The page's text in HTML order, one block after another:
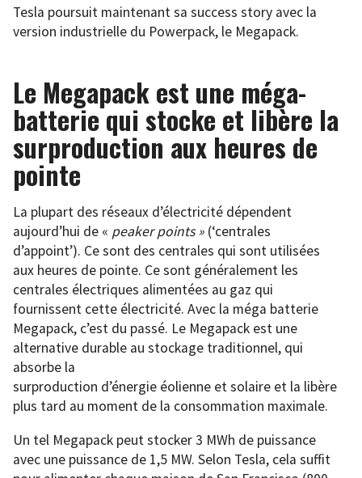
Tesla poursuit maintenant sa success story avec la
version industrielle du Powerpack, le Megapack.
Le Megapack est une méga-
batterie qui stocke et libère la
surproduction aux heures de
pointe
La plupart des réseaux d’électricité dépendent
aujourd’hui de « peaker points » (‘centrales
d’appoint’). Ce sont des centrales qui sont utilisées
aux heures de pointe. Ce sont généralement les
centrales électriques alimentées au gaz qui
fournissent cette électricité. Avec la méga batterie
Megapack, c’est du passé. Le Megapack est une
alternative durable au stockage traditionnel, qui
absorbe la
surproduction d’énergie éolienne et solaire et la libère
plus tard au moment de la consommation maximale.
Un tel Megapack peut stocker 3 MWh de puissance
avec une puissance de 1,5 MW. Selon Tesla, cela suffit